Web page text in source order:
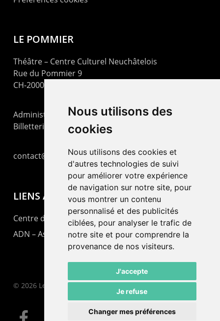
Nous utilisons des
cookies
Nous utilisons des cookies et
d'autres technologies de suivi
pour améliorer votre expérience
de navigation sur notre site, pour
vous montrer un contenu
personnalisé et des publicités
ciblées, pour analyser le trafic de
notre site et pour comprendre la
provenance de nos visiteurs.
J'accepte
Je refuse
Changer mes préférences
LE POMMIER
Théâtre – Centre Culturel Neuchâtelois
Rue du Pommier 9
CH-2000 Neuchâtel
Administration : +41 32 725 03 03
Billetterie : +41 32 725 05 05
contact@lepommier.ch
LIENS AMIS
Centre de culture ABC
ADN – Association Danse Neuchâtel
© 2026 Le Pommier.
facebook email